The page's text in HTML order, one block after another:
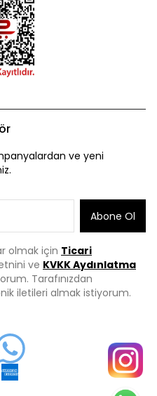
ve yeni
Abone Ol
olmak için Ticari
ve KVKK Aydınlatma
Tarafınızdan
iletileri almak istiyorum.